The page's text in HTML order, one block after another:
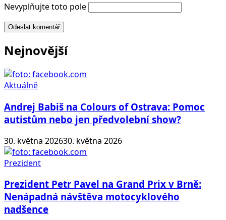
Nevyplňujte toto pole
Odeslat komentář
Nejnovější
Aktuálně
Andrej Babiš na Colours of Ostrava: Pomoc
autistům nebo jen předvolební show?
30. května 202630. května 2026
Prezident
Prezident Petr Pavel na Grand Prix v Brně:
Nenápadná návštěva motocyklového
nadšence